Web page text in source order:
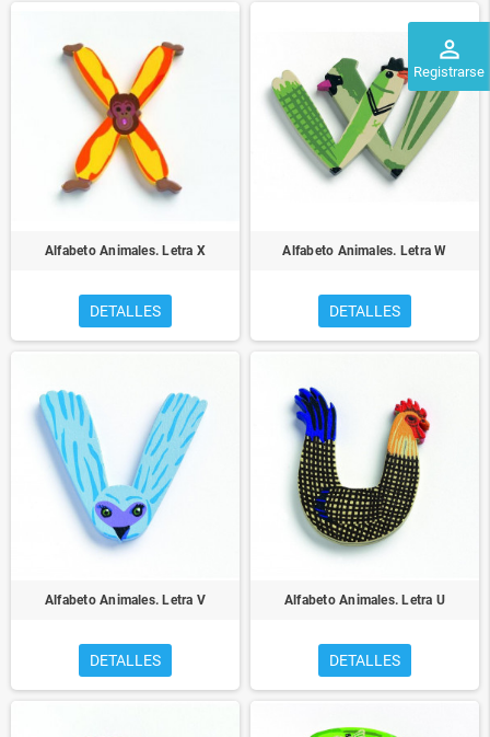
perm_identity
Registrarse
Alfabeto Animales. Letra X
DETALLES
Alfabeto Animales. Letra W
DETALLES
Alfabeto Animales. Letra V
DETALLES
Alfabeto Animales. Letra U
DETALLES